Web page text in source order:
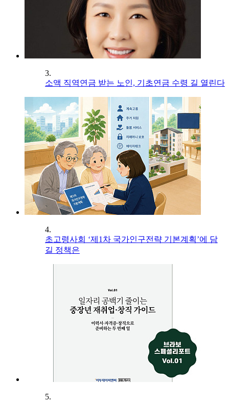
3.
소액 직역연금 받는 노인, 기초연금 수령 길 열린다
4.
초고령사회 ‘제1차 국가인구전략 기본계획’에 담
길 정책은
5.